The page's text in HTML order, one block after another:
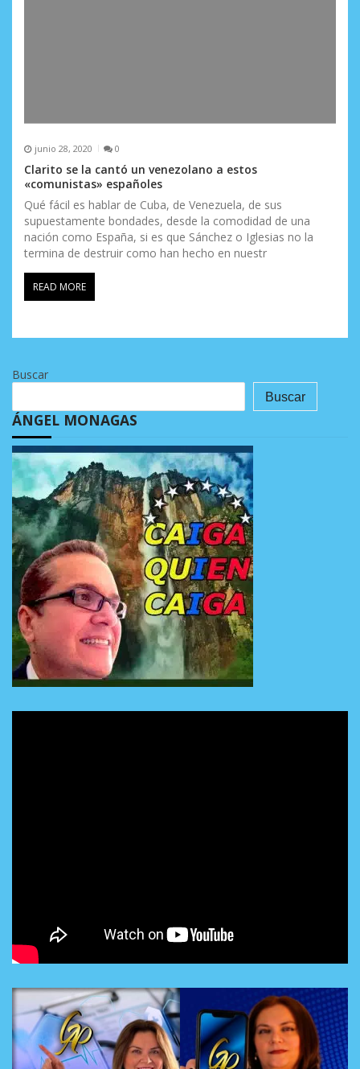
junio 28, 2020 0
Clarito se la cantó un venezolano a estos
«comunistas» españoles
Qué fácil es hablar de Cuba, de Venezuela, de sus
supuestamente bondades, desde la comodidad de una
nación como España, si es que Sánchez o Iglesias no la
termina de destruir como han hecho en nuestr
READ MORE
Buscar
Buscar
ÁNGEL MONAGAS